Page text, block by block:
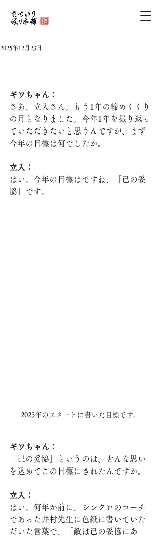
2025年12月23日
ギワちゃん：
さあ、立入さん。もう1年の締めくくり
の月となりました。今年1年を振り返っ
ていただきたいと思うんですが、まず
今年の目標は何でしたか。
立入：
はい。今年の目標はですね、「己の妥
協」です。
2025年のスタートに書いた目標です。
ギワちゃん：
「己の妥協」というのは、どんな思い
を込めてこの目標にされたんですか。
立入：
はい。何年か前に、シンクロのコーチ
であった井村先生に色紙に書いていた
だいた言葉で、「敵は己の妥協にあ